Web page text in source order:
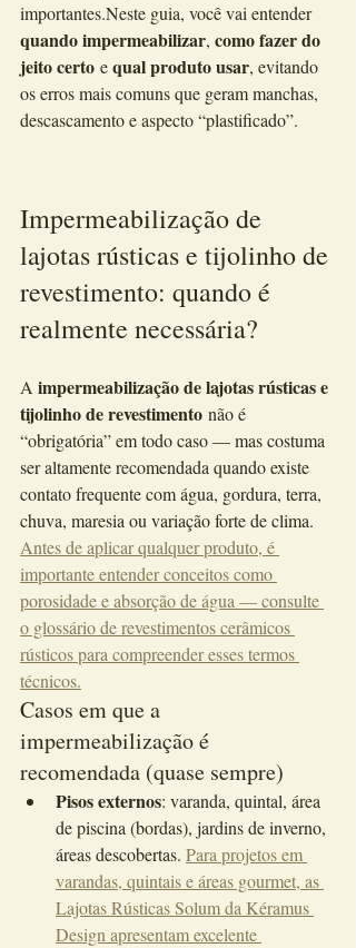
importantes.Neste guia, você vai entender
quando impermeabilizar, como fazer do
jeito certo e qual produto usar, evitando
os erros mais comuns que geram manchas,
descascamento e aspecto “plastificado”.
Impermeabilização de
lajotas rústicas e tijolinho de
revestimento: quando é
realmente necessária?
A impermeabilização de lajotas rústicas e
tijolinho de revestimento não é
“obrigatória” em todo caso — mas costuma
ser altamente recomendada quando existe
contato frequente com água, gordura, terra,
chuva, maresia ou variação forte de clima.
Antes de aplicar qualquer produto, é
importante entender conceitos como
porosidade e absorção de água — consulte
o glossário de revestimentos cerâmicos
rústicos para compreender esses termos
técnicos.
Casos em que a
impermeabilização é
recomendada (quase sempre)
Pisos externos: varanda, quintal, área
de piscina (bordas), jardins de inverno,
áreas descobertas. Para projetos em
varandas, quintais e áreas gourmet, as
Lajotas Rústicas Solum da Kéramus
Design apresentam excelente